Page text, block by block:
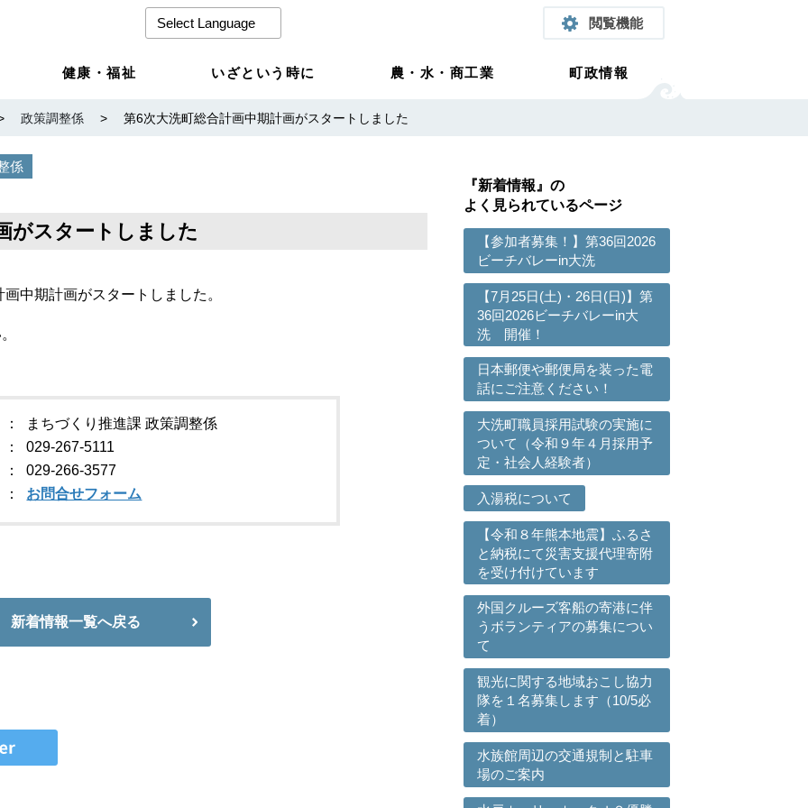
閲覧機能
健康・福祉 いざという時に 農・水・商工業 町政情報
政策調整係 > 第6次大洗町総合計画中期計画がスタートしました
係
がスタートしました
中期計画がスタートしました。
まちづくり推進課 政策調整係
029-267-5111
029-266-3577
お問合せフォーム
新着情報一覧へ戻る
『新着情報』の
よく見られているページ
【参加者募集！】第36回2026
ビーチバレーin大洗
【7月25日(土)・26日(日)】第
36回2026ビーチバレーin大
洗 開催！
日本郵便や郵便局を装った電
話にご注意ください！
大洗町職員採用試験の実施に
ついて（令和９年４月採用予
定・社会人経験者）
入湯税について
【令和８年熊本地震】ふるさ
と納税にて災害支援代理寄附
を受け付けています
外国クルーズ客船の寄港に伴
うボランティアの募集につい
て
観光に関する地域おこし協力
隊を１名募集します（10/5必
着）
水族館周辺の交通規制と駐車
場のご案内